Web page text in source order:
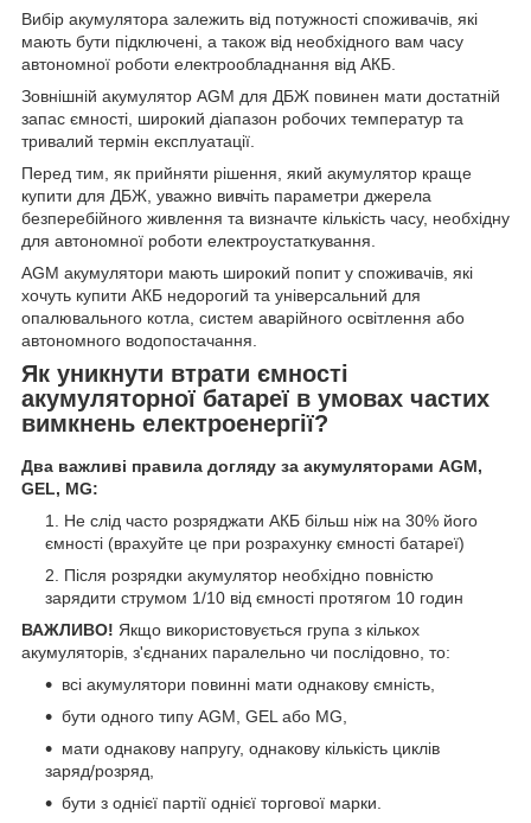
Вибір акумулятора залежить від потужності споживачів, які
мають бути підключені, а також від необхідного вам часу
автономної роботи електрообладнання від АКБ.
Зовнішній акумулятор AGM для ДБЖ повинен мати достатній
запас ємності, широкий діапазон робочих температур та
тривалий термін експлуатації.
Перед тим, як прийняти рішення, який акумулятор краще
купити для ДБЖ, уважно вивчіть параметри джерела
безперебійного живлення та визначте кількість часу, необхідну
для автономної роботи електроустаткування.
AGM акумулятори мають широкий попит у споживачів, які
хочуть купити АКБ недорогий та універсальний для
опалювального котла, систем аварійного освітлення або
автономного водопостачання.
Як уникнути втрати ємності
акумуляторної батареї в умовах частих
вимкнень електроенергії?
Два важливі правила догляду за акумуляторами AGM,
GEL, MG:
Не слід часто розряджати АКБ більш ніж на 30% його
ємності (врахуйте це при розрахунку ємності батареї)
Після розрядки акумулятор необхідно повністю
зарядити струмом 1/10 від ємності протягом 10 годин
ВАЖЛИВО! Якщо використовується група з кількох
акумуляторів, з'єднаних паралельно чи послідовно, то:
всі акумулятори повинні мати однакову ємність,
бути одного типу AGM, GEL або MG,
мати однакову напругу, однакову кількість циклів
заряд/розряд,
бути з однієї партії однієї торгової марки.